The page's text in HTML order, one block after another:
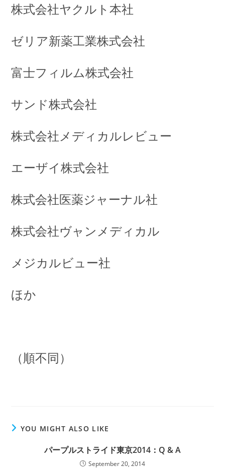
株式会社ヤクルト本社
ゼリア新薬工業株式会社
富士フィルム株式会社
サンド株式会社
株式会社メディカルレビュー
エーザイ株式会社
株式会社医薬ジャーナル社
株式会社ヴャンメディカル
メジカルビュー社
ほか
（順不同）
YOU MIGHT ALSO LIKE
パープルストライド東京2014：Q & A
September 20, 2014